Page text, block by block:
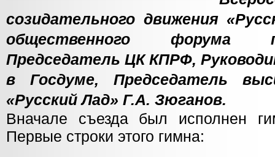
созидательного движения
общественного форума
Председатель ЦК КПРФ,
в Госдуме, Председатель
«Русский Лад» Г.А. Зюганов.
Вначале съезда был исполнен
Первые строки этого гимна: